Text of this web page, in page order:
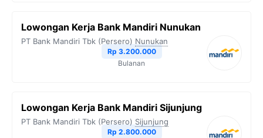
Lowongan Kerja Bank Mandiri Nunukan
PT Bank Mandiri Tbk (Persero) Nunukan
Rp 3.200.000
Bulanan
Lowongan Kerja Bank Mandiri Sijunjung
PT Bank Mandiri Tbk (Persero) Sijunjung
Rp 2.800.000